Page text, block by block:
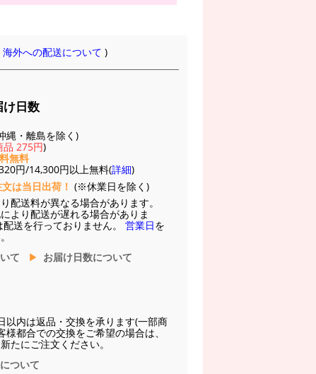
海外への配送について )
け日数
縄・離島を除く)
品 275円)
無料
円/14,300円以上無料(詳細)
は当日出荷！ (※休業日を除く)
配送料が異なる場合があります。
より配送が遅れる場合がありま
送を行っておりません。 営業日を
て
お届け日数について
以内は返品・交換を承ります(一部商
様都合での交換をご希望の場合は、
たにご注文ください。
ついて